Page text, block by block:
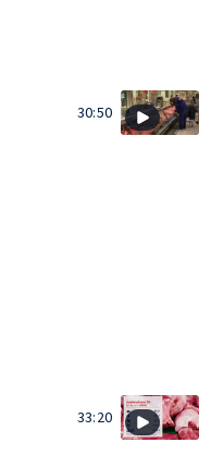
30:50
33:20